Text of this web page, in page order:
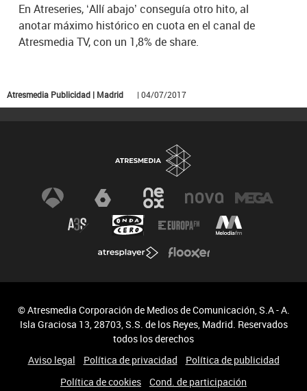
En Atreseries, ‘Allí abajo’ conseguía otro hito, al
anotar máximo histórico en cuota en el canal de
Atresmedia TV, con un 1,8% de share.
Atresmedia Publicidad | Madrid | 04/07/2017
© Atresmedia Corporación de Medios de Comunicación, S.A - A.
Isla Graciosa 13, 28703, S.S. de los Reyes, Madrid. Reservados
todos los derechos
Aviso legal
Política de privacidad
Política de publicidad
Política de cookies
Cond. de participación